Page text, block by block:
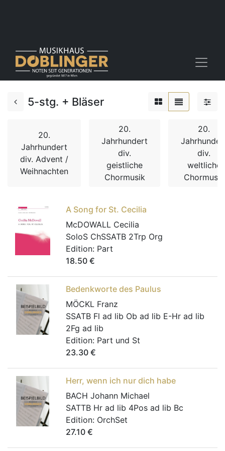
5-stg. + Bläser
20.
Jahrhundert
div. Advent /
Weihnachten
20.
Jahrhundert
div.
geistliche
Chormusik
20.
div.
weltliche
Chormusik
A Song for St. Cecilia
McDOWALL Cecilia
SoloS ChSSATB 2Trp Org
Edition: Part
18.50 €
Bedenkworte des Paulus
MÖCKL Franz
SSATB Fl ad lib Ob ad lib E-Hr ad lib
2Fg ad lib
Edition: Part und St
23.30 €
Herr, wenn ich nur dich habe
BACH Johann Michael
SATTB Hr ad lib 4Pos ad lib Bc
Edition: OrchSet
27.10 €